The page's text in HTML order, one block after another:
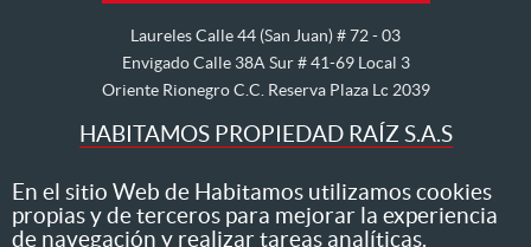
Laureles Calle 44 (San Juan) # 72 - 03
Envigado Calle 38A Sur # 41-69 Local 3
Oriente Rionegro C.C. Reserva Plaza Lc 2039
HABITAMOS PROPIEDAD RAÍZ S.A.S
Nos dedicamos al arriendo, venta, hipoteca, avalúo y
administración de inmuebles
En el sitio Web de Habitamos utilizamos cookies
propias y de terceros para mejorar la experiencia
de navegación y realizar tareas analíticas.